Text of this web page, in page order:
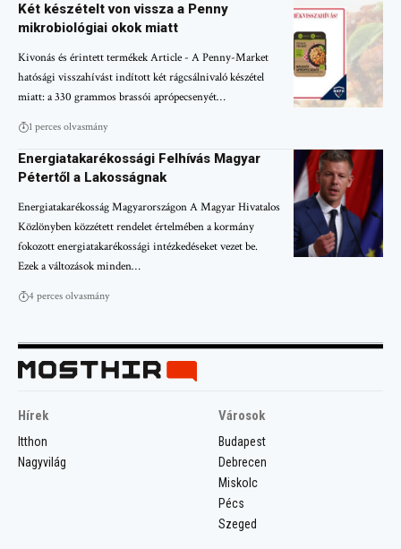
Két készételt von vissza a Penny
mikrobiológiai okok miatt
Kivonás és érintett termékek Article - A Penny-Market
hatósági visszahívást indított két rágcsálnivaló készétel
miatt: a 330 grammos brassói aprópecsenyét…
1 perces olvasmány
Energiatakarékossági Felhívás Magyar
Pétertől a Lakosságnak
Energiatakarékosság Magyarországon A Magyar Hivatalos
Közlönyben közzétett rendelet értelmében a kormány
fokozott energiatakarékossági intézkedéseket vezet be.
Ezek a változások minden…
4 perces olvasmány
Hírek
Itthon
Nagyvilág
Városok
Budapest
Debrecen
Miskolc
Pécs
Szeged